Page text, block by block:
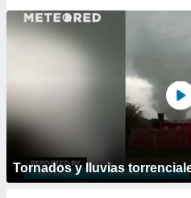
Tornados y lluvias